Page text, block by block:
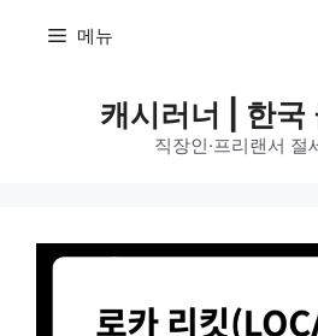
메뉴
캐시러너 | 한국
직장인·프리랜서 절